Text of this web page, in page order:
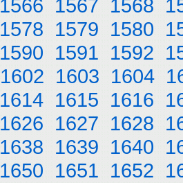
1566 1567 1568
1578 1579 1580
1590 1591 1592
1602 1603 1604
1614 1615 1616
1626 1627 1628
1638 1639 1640
1650 1651 1652